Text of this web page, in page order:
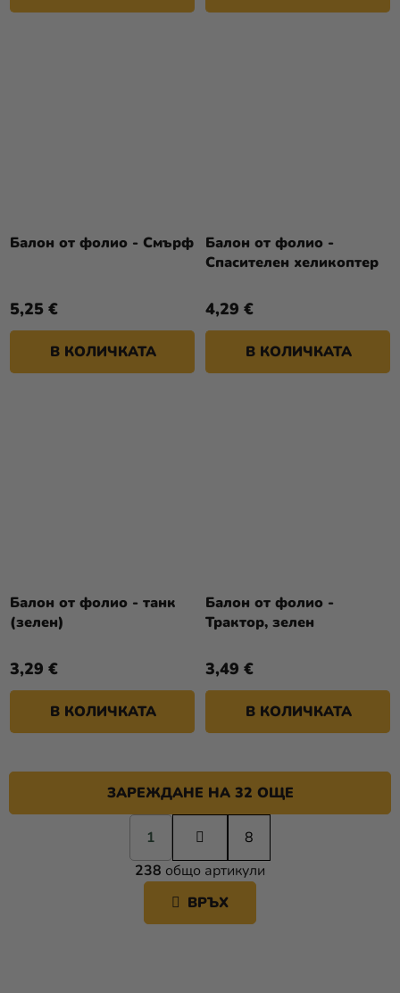
Балон от фолио - Смърф
5,25 €
В КОЛИЧКАТА
Балон от фолио -
Спасителен хеликоптер
4,29 €
В КОЛИЧКАТА
Балон от фолио - танк
(зелен)
3,29 €
В КОЛИЧКАТА
Балон от фолио -
Трактор, зелен
3,49 €
В КОЛИЧКАТА
К
О
Н
Т
ЗАРЕЖДАНЕ НА 32 ОЩЕ
П
а
г
и
а
ц
1
8
238 общо артикули
ВРЪХ